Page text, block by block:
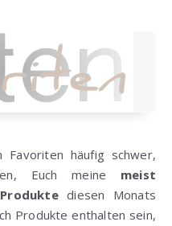
häufig schwer,
Euch meine meist
diesen Monats
Produkte enthalten sein,